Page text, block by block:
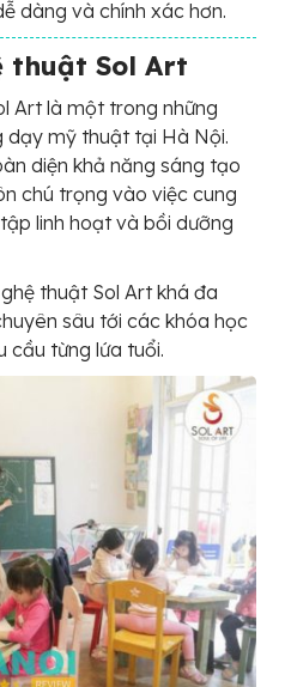
dàng và chính xác hơn.
thuật Sol Art
Art là một trong những
dạy mỹ thuật tại Hà Nội.
diện khả năng sáng tạo
chú trọng vào việc cung
linh hoạt và bồi dưỡng
thuật Sol Art khá đa
sâu tới các khóa học
cầu từng lứa tuổi.